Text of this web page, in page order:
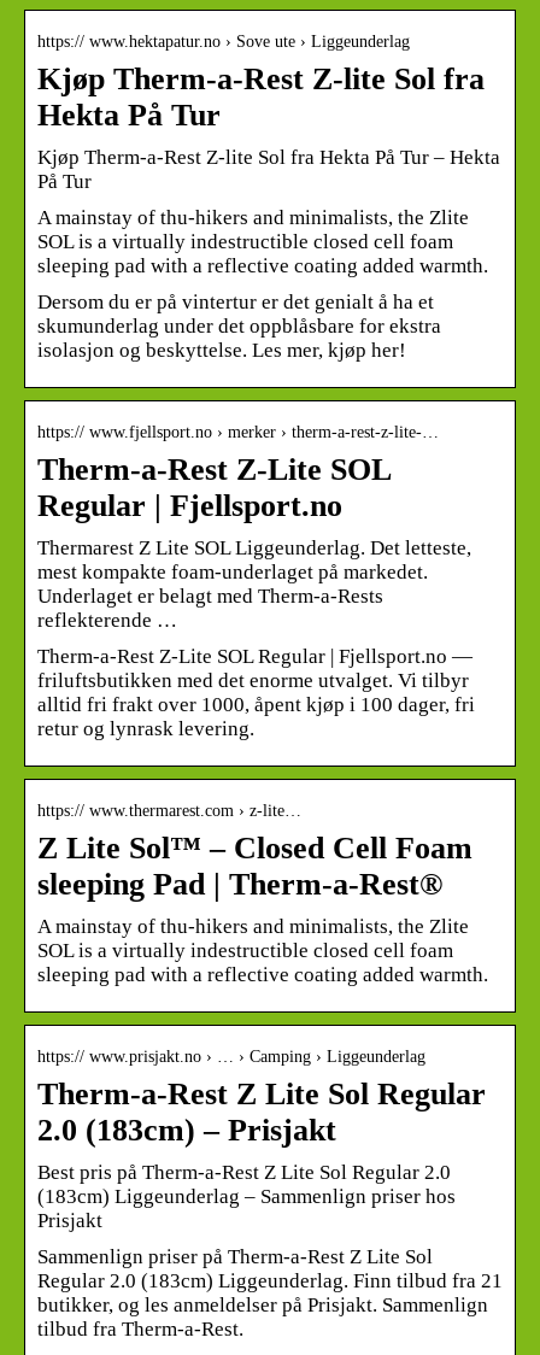
https:// www.hektapatur.no › Sove ute › Liggeunderlag
Kjøp Therm-a-Rest Z-lite Sol fra
Hekta På Tur
Kjøp Therm-a-Rest Z-lite Sol fra Hekta På Tur – Hekta
På Tur
A mainstay of thu-hikers and minimalists, the Zlite
SOL is a virtually indestructible closed cell foam
sleeping pad with a reflective coating added warmth.
Dersom du er på vintertur er det genialt å ha et
skumunderlag under det oppblåsbare for ekstra
isolasjon og beskyttelse. Les mer, kjøp her!
https:// www.fjellsport.no › merker › therm-a-rest-z-lite-…
Therm-a-Rest Z-Lite SOL
Regular | Fjellsport.no
Thermarest Z Lite SOL Liggeunderlag. Det letteste,
mest kompakte foam-underlaget på markedet.
Underlaget er belagt med Therm-a-Rests
reflekterende …
Therm-a-Rest Z-Lite SOL Regular | Fjellsport.no —
friluftsbutikken med det enorme utvalget. Vi tilbyr
alltid fri frakt over 1000, åpent kjøp i 100 dager, fri
retur og lynrask levering.
https:// www.thermarest.com › z-lite…
Z Lite Sol™ – Closed Cell Foam
sleeping Pad | Therm-a-Rest®
A mainstay of thu-hikers and minimalists, the Zlite
SOL is a virtually indestructible closed cell foam
sleeping pad with a reflective coating added warmth.
https:// www.prisjakt.no › … › Camping › Liggeunderlag
Therm-a-Rest Z Lite Sol Regular
2.0 (183cm) – Prisjakt
Best pris på Therm-a-Rest Z Lite Sol Regular 2.0
(183cm) Liggeunderlag – Sammenlign priser hos
Prisjakt
Sammenlign priser på Therm-a-Rest Z Lite Sol
Regular 2.0 (183cm) Liggeunderlag. Finn tilbud fra 21
butikker, og les anmeldelser på Prisjakt. Sammenlign
tilbud fra Therm-a-Rest.